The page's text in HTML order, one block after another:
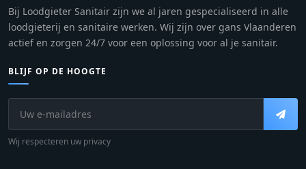
Bij Loodgieter Sanitair zijn we al jaren gespecialiseerd in alle
loodgieterij en sanitaire werken. Wij zijn over gans Vlaanderen
actief en zorgen 24/7 voor een oplossing voor al je sanitair.
BLIJF OP DE HOOGTE
Wij respecteren uw privacy